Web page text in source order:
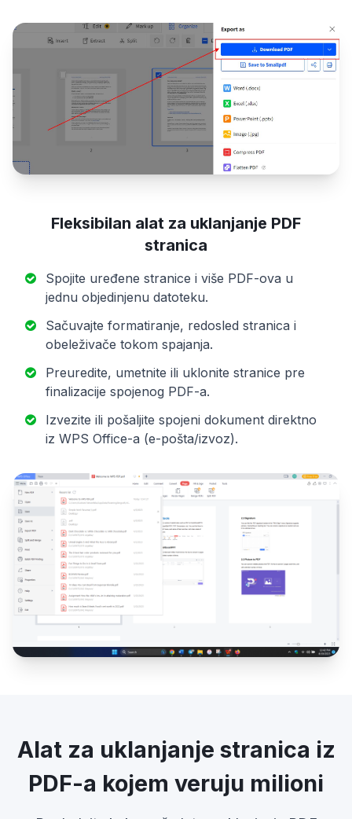
Fleksibilan alat za uklanjanje PDF
stranica
Spojite uređene stranice i više PDF-ova u
jednu objedinjenu datoteku.
Sačuvajte formatiranje, redosled stranica i
obeleživače tokom spajanja.
Preuredite, umetnite ili uklonite stranice pre
finalizacije spojenog PDF-a.
Izvezite ili pošaljite spojeni dokument direktno
iz WPS Office-a (e-pošta/izvoz).
Alat za uklanjanje stranica iz
PDF-a kojem veruju milioni